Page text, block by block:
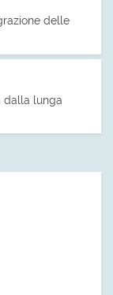
delle
dalla lunga